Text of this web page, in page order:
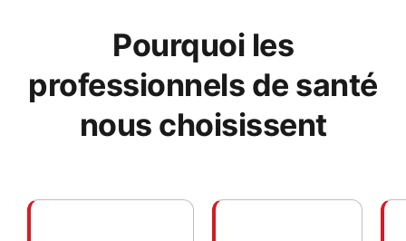
Pourquoi les
professionnels de santé
nous choisissent